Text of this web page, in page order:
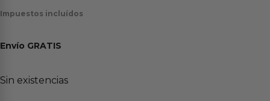
Impuestos incluídos
Envío GRATIS
Sin existencias